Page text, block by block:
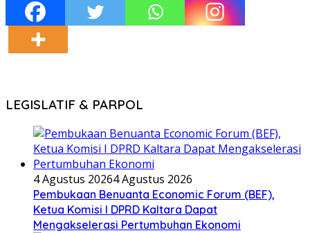
LEGISLATIF & PARPOL
4 Agustus 20264 Agustus 2026
Pembukaan Benuanta Economic Forum (BEF),
Ketua Komisi I DPRD Kaltara Dapat
Mengakselerasi Pertumbuhan Ekonomi